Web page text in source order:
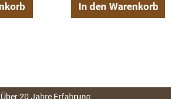
In den Warenkorb
Über 20 Jahre Erfahrung